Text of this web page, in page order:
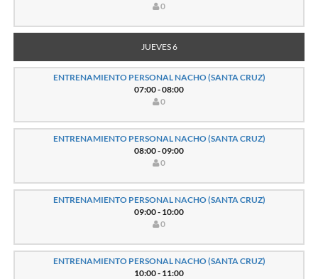
0
JUEVES 6
ENTRENAMIENTO PERSONAL NACHO (SANTA CRUZ)
07:00 - 08:00
0
ENTRENAMIENTO PERSONAL NACHO (SANTA CRUZ)
08:00 - 09:00
0
ENTRENAMIENTO PERSONAL NACHO (SANTA CRUZ)
09:00 - 10:00
0
ENTRENAMIENTO PERSONAL NACHO (SANTA CRUZ)
10:00 - 11:00